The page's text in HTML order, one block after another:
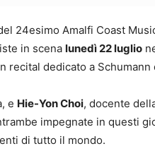
24esimo Amalfi Coast
in scena lunedì 22 luglio
recital dedicato a Schumann
e Hie-Yon Choi, docente
impegnate in questi
di tutto il mondo.